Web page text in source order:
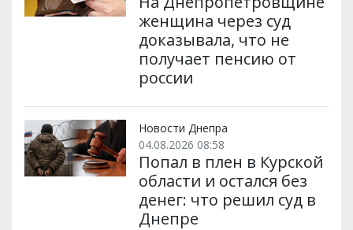
женщина через суд
доказывала, что не
получает пенсию от
россии
Новости Днепра
04.08.2026 08:58
Попал в плен в Курской
области и остался без
денег: что решил суд в
Днепре